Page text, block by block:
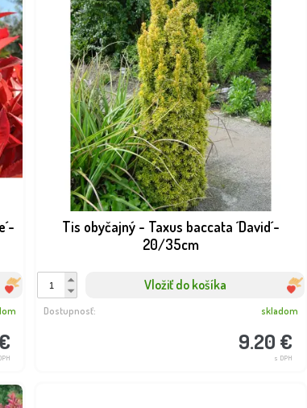
Tis obyčajný - Taxus baccata ´David´-
20/35cm
Vložiť do košíka
9.20 €
s DPH
Dostupnosť: skladom